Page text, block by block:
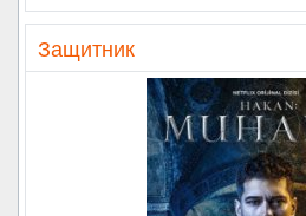
Защитник